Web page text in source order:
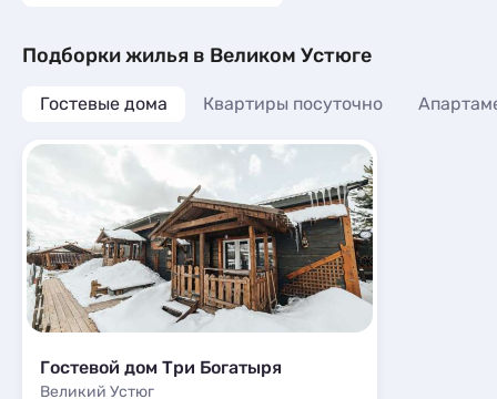
Подборки жилья в Великом Устюге
Гостевые дома Квартиры посуточно
Гостевой дом Три Богатыря
Великий Устюг